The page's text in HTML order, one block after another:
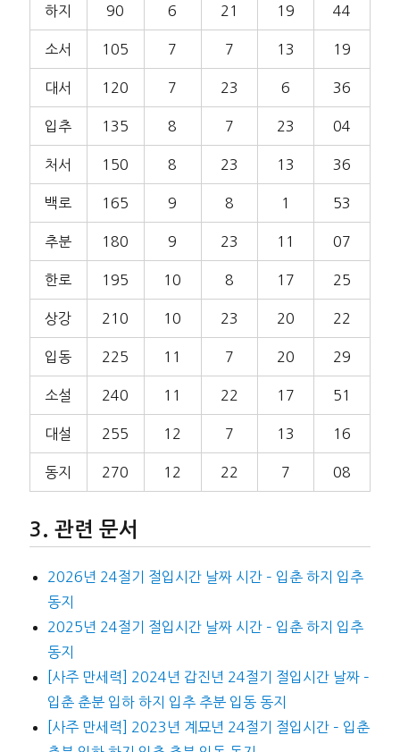
하지 90 6 21 19 44
소서 105 7 7 13 19
대서 120 7 23 6 36
입추 135 8 7 23 04
처서 150 8 23 13 36
백로 165 9 8 1 53
추분 180 9 23 11 07
한로 195 10 8 17 25
상강 210 10 23 20 22
입동 225 11 7 20 29
소설 240 11 22 17 51
대설 255 12 7 13 16
동지 270 12 22 7 08
관련 문서
2026년 24절기 절입시간 날짜 시간 – 입춘 하지 입추
동지
2025년 24절기 절입시간 날짜 시간 – 입춘 하지 입추
동지
[사주 만세력] 2024년 갑진년 24절기 절입시간 날짜 –
입춘 춘분 입하 하지 입추 추분 입동 동지
[사주 만세력] 2023년 계묘년 24절기 절입시간 – 입춘